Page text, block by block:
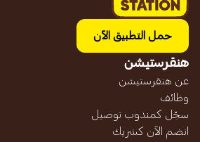
حمل التطبيق الآن
هنقرستيشن
عن هنقرستيشن
وظائف
سجّل كمندوب توصيل
انضم الآن كشريك